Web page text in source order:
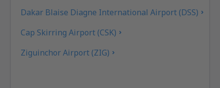
Dakar Blaise Diagne International Airport (DSS)
Cap Skirring Airport (CSK)
Ziguinchor Airport (ZIG)